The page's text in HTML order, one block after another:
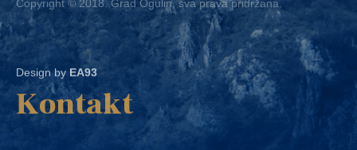
Design by EA93
Kontakt